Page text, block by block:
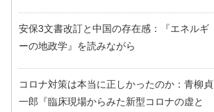
安保3文書改訂と中国の存在感：『エネルギ
ーの地政学』を読みながら
コロナ対策は本当に正しかったのか：青柳貞
一郎『臨床現場からみた新型コロナの虚と